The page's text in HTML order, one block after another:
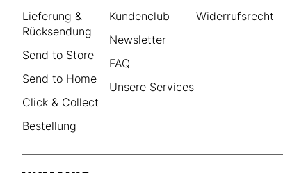
Lieferung &
Rücksendung
Send to Store
Send to Home
Click & Collect
Bestellung
Kundenclub
Newsletter
FAQ
Unsere Services
Widerrufsrecht